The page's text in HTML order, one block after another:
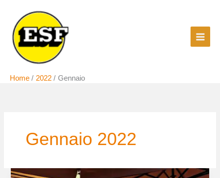
contenuto
Home 2022 Gennaio
Gennaio 2022
Dove